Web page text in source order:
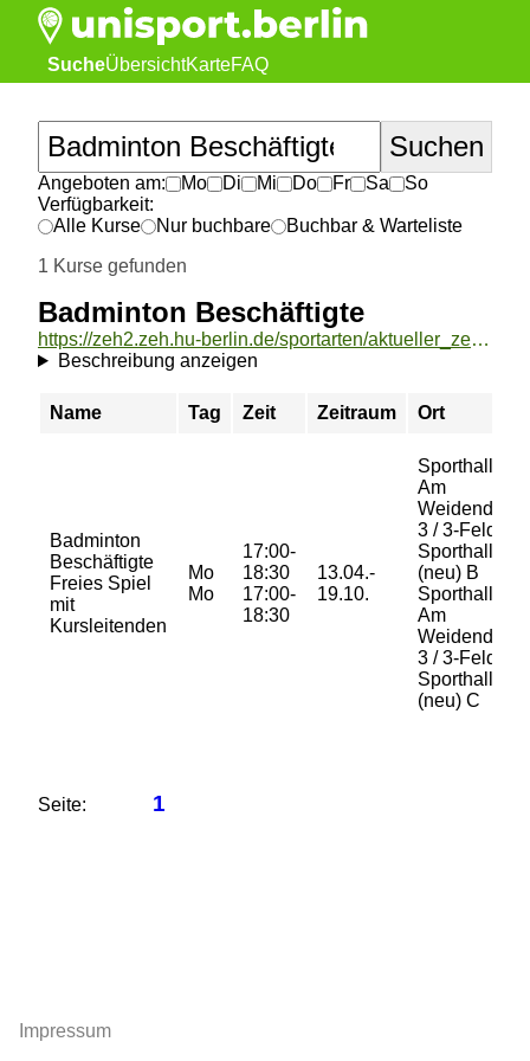
SucheÜbersichtKarteFAQ
Angeboten am: Mo Di Mi Do Fr Sa
So
Verfügbarkeit:
Alle Kurse
Nur buchbare
Buchbar & Warteliste
1 Kurse gefunden
Badminton Beschäftigte
https://zeh2.zeh.hu-berlin.de/sportarten/aktueller_zeitraum/_Badminton_Beschaeftigte.html
Beschreibung anzeigen
Name Tag Zeit Zeitraum Ort
Badminton
Beschäftigte
Freies Spiel
mit
Kursleitenden
Mo
Mo
17:00-
18:30
17:00-
18:30
13.04.-
19.10.
Sporthalle
Am
3 / 3-Feld
Sporthalle
(neu) B
Sporthalle
Am
3 / 3-Feld
Sporthalle
(neu) C
Seite: 1
Impressum